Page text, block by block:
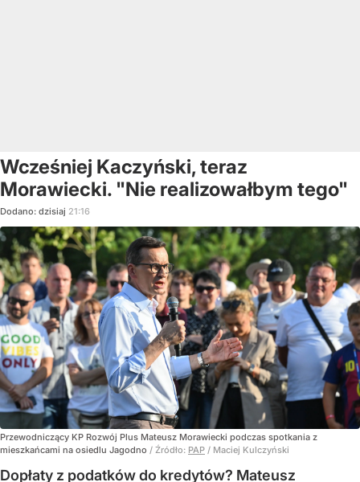
Wcześniej Kaczyński, teraz
Morawiecki. "Nie realizowałbym tego"
Dodano: dzisiaj 21:16
Przewodniczący KP Rozwój Plus Mateusz Morawiecki podczas spotkania z
mieszkańcami na osiedlu Jagodno / Źródło: PAP / Maciej Kulczyński
Dopłaty z podatków do kredytów? Mateusz